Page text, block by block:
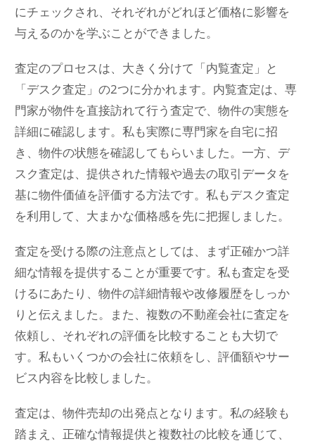
にチェックされ、それぞれがどれほど価格に影響を
与えるのかを学ぶことができました。
査定のプロセスは、大きく分けて「内覧査定」と
「デスク査定」の2つに分かれます。内覧査定は、専
門家が物件を直接訪れて行う査定で、物件の実態を
詳細に確認します。私も実際に専門家を自宅に招
き、物件の状態を確認してもらいました。一方、デ
スク査定は、提供された情報や過去の取引データを
基に物件価値を評価する方法です。私もデスク査定
を利用して、大まかな価格感を先に把握しました。
査定を受ける際の注意点としては、まず正確かつ詳
細な情報を提供することが重要です。私も査定を受
けるにあたり、物件の詳細情報や改修履歴をしっか
りと伝えました。また、複数の不動産会社に査定を
依頼し、それぞれの評価を比較することも大切で
す。私もいくつかの会社に依頼をし、評価額やサー
ビス内容を比較しました。
査定は、物件売却の出発点となります。私の経験も
踏まえ、正確な情報提供と複数社の比較を通じて、